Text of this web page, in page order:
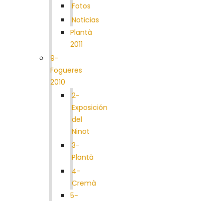
Fotos
Noticias
Plantà
2011
9-
Fogueres
2010
2-
Exposición
del
Ninot
3-
Plantà
4-
Cremà
5-